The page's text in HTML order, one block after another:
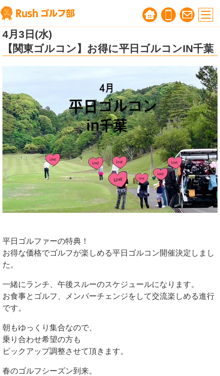
ゴルフ婚活無料相談会
｜ゴルフ好きのための
自然な出会いサポート
4月3日(水)
【関東ゴルコン】お得に平日ゴルコンIN千葉
平日ゴルファーの特典！
お得な価格でゴルフが楽しめる平日ゴルコン開催決定しまし
た。
一緒にランチ、午後スルーのスケジュールになります。
お食事とゴルフ、メンバーチェンジをして交流楽しめる進行
です。
朝もゆっくり集合なので、
乗り合わせ希望の方も
ピックアップ調整させて頂きます。
春のゴルフシーズン到来。